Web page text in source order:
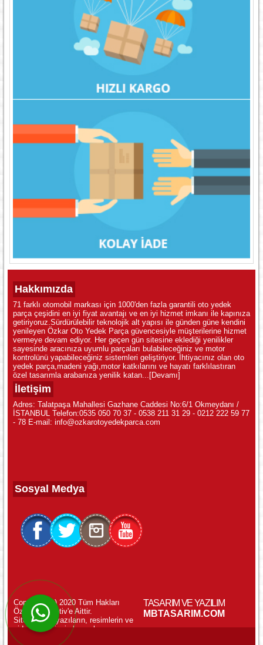
WhatsApp ile Online Destek!
Hakkımızda
71 farklı otomobil markası için 1000'den fazla garantili oto yedek
parça çeşidini en iyi fiyat avantajı ve en iyi hizmet imkanı ile kapınıza
getiriyoruz.Sürdürülebilir teknolojik alt yapısı ile günden güne kendini
yenileyen Özkar Oto Yedek Parça güvencesiyle müşterilerine hizmet
vermeye devam ediyor. Her geçen gün sitesine eklediği yenilikler
sayesinde aracınıza uyumlu parçaları bulabileceğiniz ve motor
kontrolünü yapabileceğiniz sistemleri geliştiriyor. İhtiyacınız olan oto
yedek parça,madeni yağı,motor katkılarını ve hayatı farklılastıran
özel tasarımla arabanıza yenilik katan... [Devamı]
İletişim
Adres: Talatpaşa Mahallesi Gazhane Caddesi No:6/1 Okmeydanı /
İSTANBUL Telefon:0535 050 70 37 - 0538 211 31 29 - 0212 222 59 77
- 78 E-mail: info@ozkarotoyedekparca.com
Sosyal Medya
Copyright (c) 2020 Tüm Hakları
Özkar Otomotiv'e Aittir.
Sitemizdeki yazıların, resimlerin ve
videoların izinsiz kopyalanması
yasaktır.
TASARIM VE YAZILIM
MBTASARIM.COM